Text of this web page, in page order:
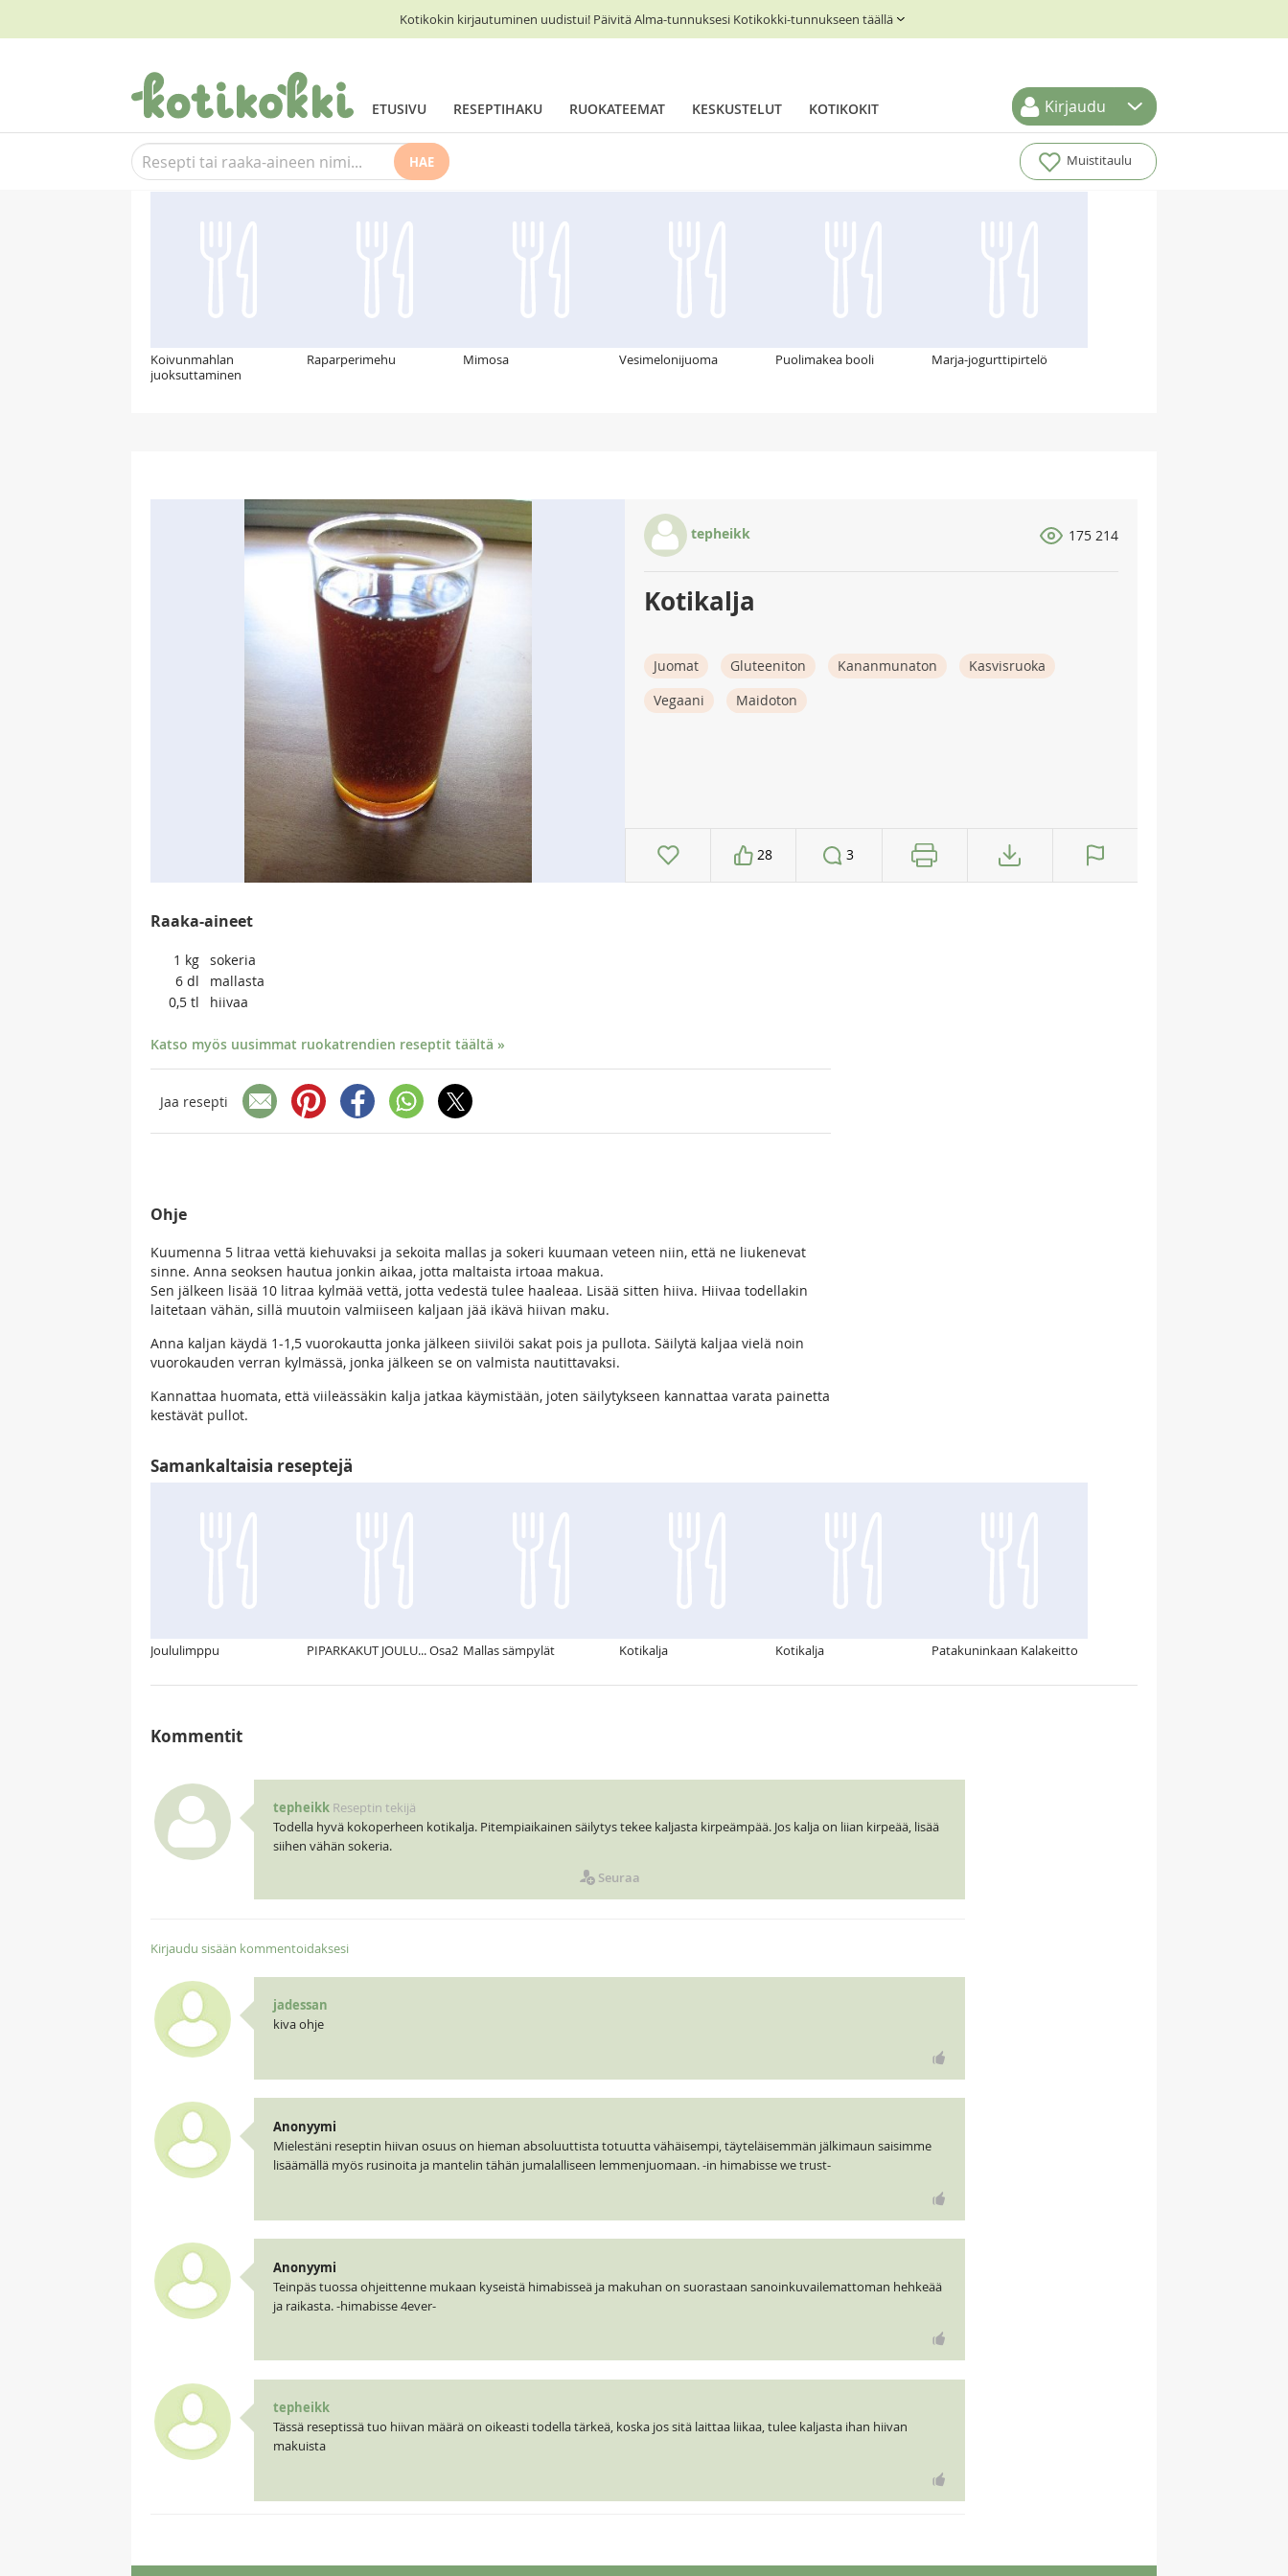
Kotikokin kirjautuminen uudistui! Päivitä Alma-tunnuksesi Kotikokki-tunnukseen täällä
ETUSIVU RESEPTIHAKU RUOKATEEMAT KESKUSTELUT KOTIKOKIT Kirjaudu
HAE Muistitaulu
Suosittelemme myös
Koivunmahlan
juoksuttaminen
Raparperimehu Mimosa Vesimelonijuoma Puolimakea booli Marja-jogurttipirtelö
tepheikk 175 214
Kotikalja
Juomat Gluteeniton Kananmunaton
Kasvisruoka
Vegaani
Maidoton
28 3
Raaka-aineet
1 kg sokeria
6 dl
mallasta
0,5 tl hiivaa
Katso myös uusimmat ruokatrendien reseptit täältä »
Jaa resepti
Ohje
Kuumenna 5 litraa vettä kiehuvaksi ja sekoita mallas ja sokeri kuumaan veteen niin, että ne liukenevat
sinne. Anna seoksen hautua jonkin aikaa, jotta maltaista irtoaa makua.
Sen jälkeen lisää 10 litraa kylmää vettä, jotta vedestä tulee haaleaa. Lisää sitten hiiva. Hiivaa todellakin
laitetaan vähän, sillä muutoin valmiiseen kaljaan jää ikävä hiivan maku.
Anna kaljan käydä 1-1,5 vuorokautta jonka jälkeen siivilöi sakat pois ja pullota. Säilytä kaljaa vielä noin
vuorokauden verran kylmässä, jonka jälkeen se on valmista nautittavaksi.
Kannattaa huomata, että viileässäkin kalja jatkaa käymistään, joten säilytykseen kannattaa varata painetta
kestävät pullot.
Samankaltaisia reseptejä
Joululimppu PIPARKAKUT JOULU... Osa2 Mallas sämpylät Kotikalja Kotikalja Patakuninkaan Kalakeitto
Kommentit
tepheikk Reseptin tekijä
Todella hyvä kokoperheen kotikalja. Pitempiaikainen säilytys tekee kaljasta kirpeämpää. Jos kalja on liian kirpeää, lisää
siihen vähän sokeria.
Seuraa
Kirjaudu sisään kommentoidaksesi
jadessan
kiva ohje
Anonyymi
Mielestäni reseptin hiivan osuus on hieman absoluuttista totuutta vähäisempi, täyteläisemmän jälkimaun saisimme
lisäämällä myös rusinoita ja mantelin tähän jumalalliseen lemmenjuomaan. -in himabisse we trust-
Anonyymi
Teinpäs tuossa ohjeittenne mukaan kyseistä himabisseä ja makuhan on suorastaan sanoinkuvailemattoman hehkeää
ja raikasta. -himabisse 4ever-
tepheikk
Tässä reseptissä tuo hiivan määrä on oikeasti todella tärkeä, koska jos sitä laittaa liikaa, tulee kaljasta ihan hiivan
makuista